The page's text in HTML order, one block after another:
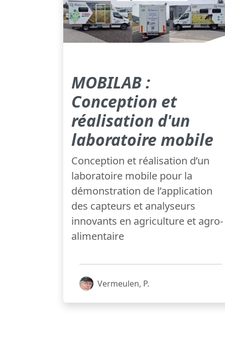
MOBILAB :
Conception et
réalisation d'un
laboratoire mobile
Conception et réalisation d’un
laboratoire mobile pour la
démonstration de l’application
des capteurs et analyseurs
innovants en agriculture et agro-
alimentaire
Vermeulen, P.